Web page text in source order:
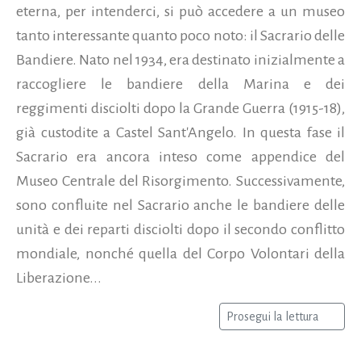
eterna, per intenderci, si può accedere a un museo
tanto interessante quanto poco noto: il Sacrario delle
Bandiere. Nato nel 1934, era destinato inizialmente a
raccogliere le bandiere della Marina e dei
reggimenti disciolti dopo la Grande Guerra (1915-18),
già custodite a Castel Sant'Angelo. In questa fase il
Sacrario era ancora inteso come appendice del
Museo Centrale del Risorgimento. Successivamente,
sono confluite nel Sacrario anche le bandiere delle
unità e dei reparti disciolti dopo il secondo conflitto
mondiale, nonché quella del Corpo Volontari della
Liberazione...
Prosegui la lettura